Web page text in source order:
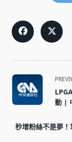
<span
class="nav-
subtitle
reader-
動 |
秒增粉絲不是夢